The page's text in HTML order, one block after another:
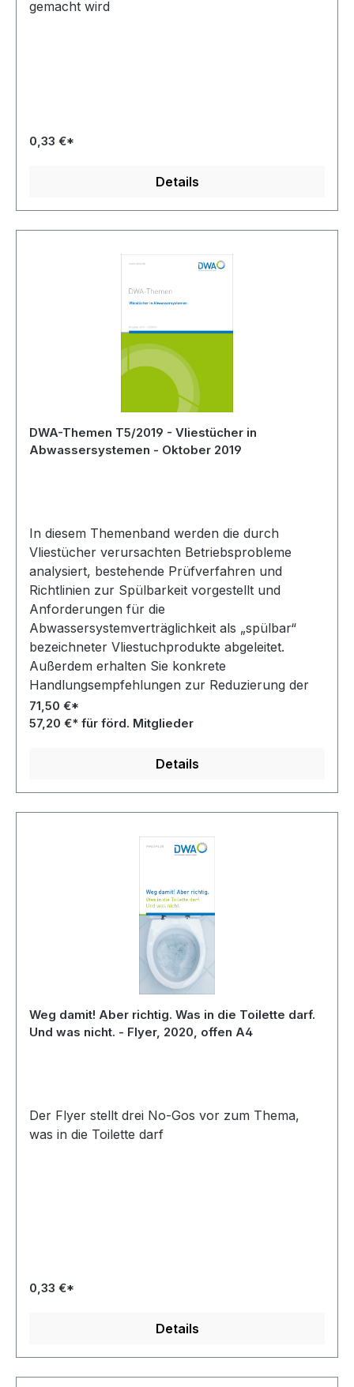
gemacht wird
0,33 €*
Details
DWA-Themen T5/2019 - Vliestücher in
Abwassersystemen - Oktober 2019
In diesem Themenband werden die durch
Vliestücher verursachten Betriebsprobleme
analysiert, bestehende Prüfverfahren und
Richtlinien zur Spülbarkeit vorgestellt und
Anforderungen für die
Abwassersystemverträglichkeit als „spülbar“
bezeichneter Vliestuchprodukte abgeleitet.
Außerdem erhalten Sie konkrete
Handlungsempfehlungen zur Reduzierung der
Betriebsprobleme
71,50 €*
57,20 €* für förd. Mitglieder
Details
Weg damit! Aber richtig. Was in die Toilette darf.
Und was nicht. - Flyer, 2020, offen A4
Der Flyer stellt drei No-Gos vor zum Thema,
was in die Toilette darf
0,33 €*
Details